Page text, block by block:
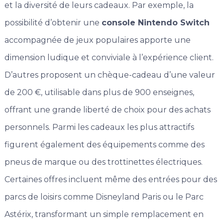
et la diversité de leurs cadeaux. Par exemple, la
possibilité d’obtenir une console Nintendo Switch
accompagnée de jeux populaires apporte une
dimension ludique et conviviale à l’expérience client.
D’autres proposent un chèque-cadeau d’une valeur
de 200 €, utilisable dans plus de 900 enseignes,
offrant une grande liberté de choix pour des achats
personnels. Parmi les cadeaux les plus attractifs
figurent également des équipements comme des
pneus de marque ou des trottinettes électriques.
Certaines offres incluent même des entrées pour des
parcs de loisirs comme Disneyland Paris ou le Parc
Astérix, transformant un simple remplacement en